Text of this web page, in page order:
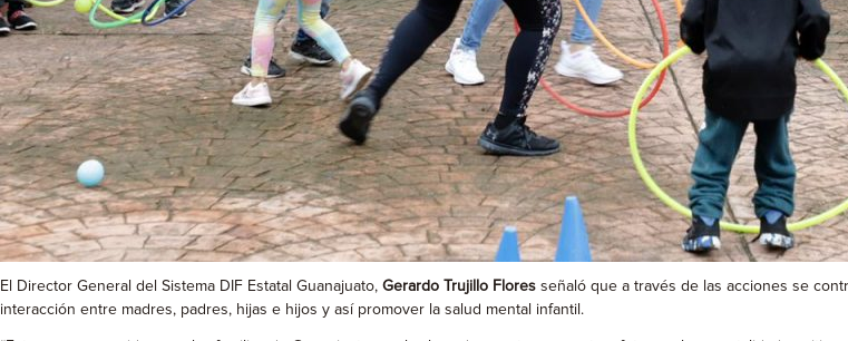
El Director General del Sistema DIF Estatal Guanajuato, Gerardo Trujillo Flores señaló que a través de las acciones se
interacción entre madres, padres, hijas e hijos y así promover la salud mental infantil.